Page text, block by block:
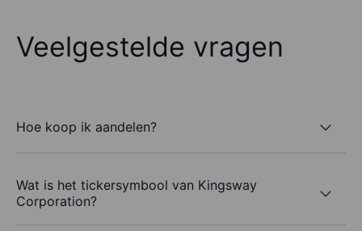
Veelgestelde vragen
Hoe koop ik aandelen?
Wat is het tickersymbool van Kingsway
Corporation?